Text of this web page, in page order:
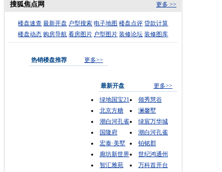
更多 >>
搜狐焦点网
楼盘速查 最新开盘 户型搜索 电子地图 楼盘点评 贷款计算
楼盘动态 购房导航 看房图片 户型图片 装修论坛 装修图库
热销楼盘推荐 更多>>
最新开盘
更多>>
绿地国宝21
领秀慧谷
北京方糖
澜馨墅
潮白河孔雀
绿宸万华城
国隆府
潮白河孔雀
宏泰·美墅
铂铭郡
廊坊新世界
世纪鸿通州
智汇雅苑
万科首开台